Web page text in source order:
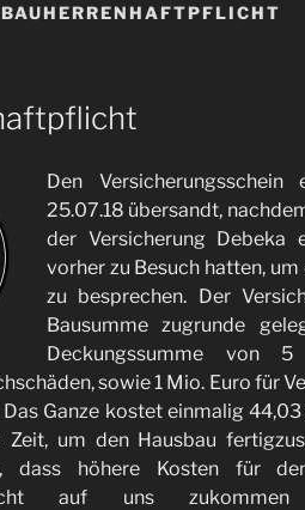
BAUHERRENHAFTPFLICHT
Den
25.07.18 übersandt,
der Versicherung Debeka
vorher zu Besuch hatten,
zu besprechen. Der
Bausumme zugrunde
Deckungssumme von
sowie 1 Mio. Euro für
Ganze kostet einmalig
Zeit, um den Hausbau
dass höhere Kosten für
auf uns